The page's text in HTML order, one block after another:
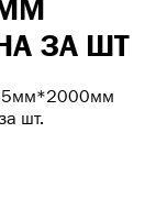
ЗА ШТ
шт.